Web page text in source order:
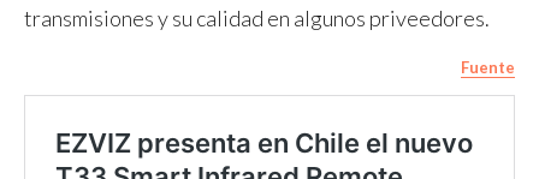
transmisiones y su calidad en algunos priveedores.
Fuente